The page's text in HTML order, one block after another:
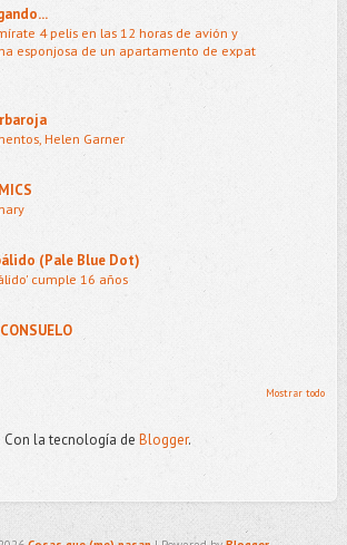
4 pelis en las 12 horas de avión y
esponjosa de un apartamento de expat
Helen Garner
(Pale Blue Dot)
cumple 16 años
Mostrar todo
Con la tecnología de Blogger.